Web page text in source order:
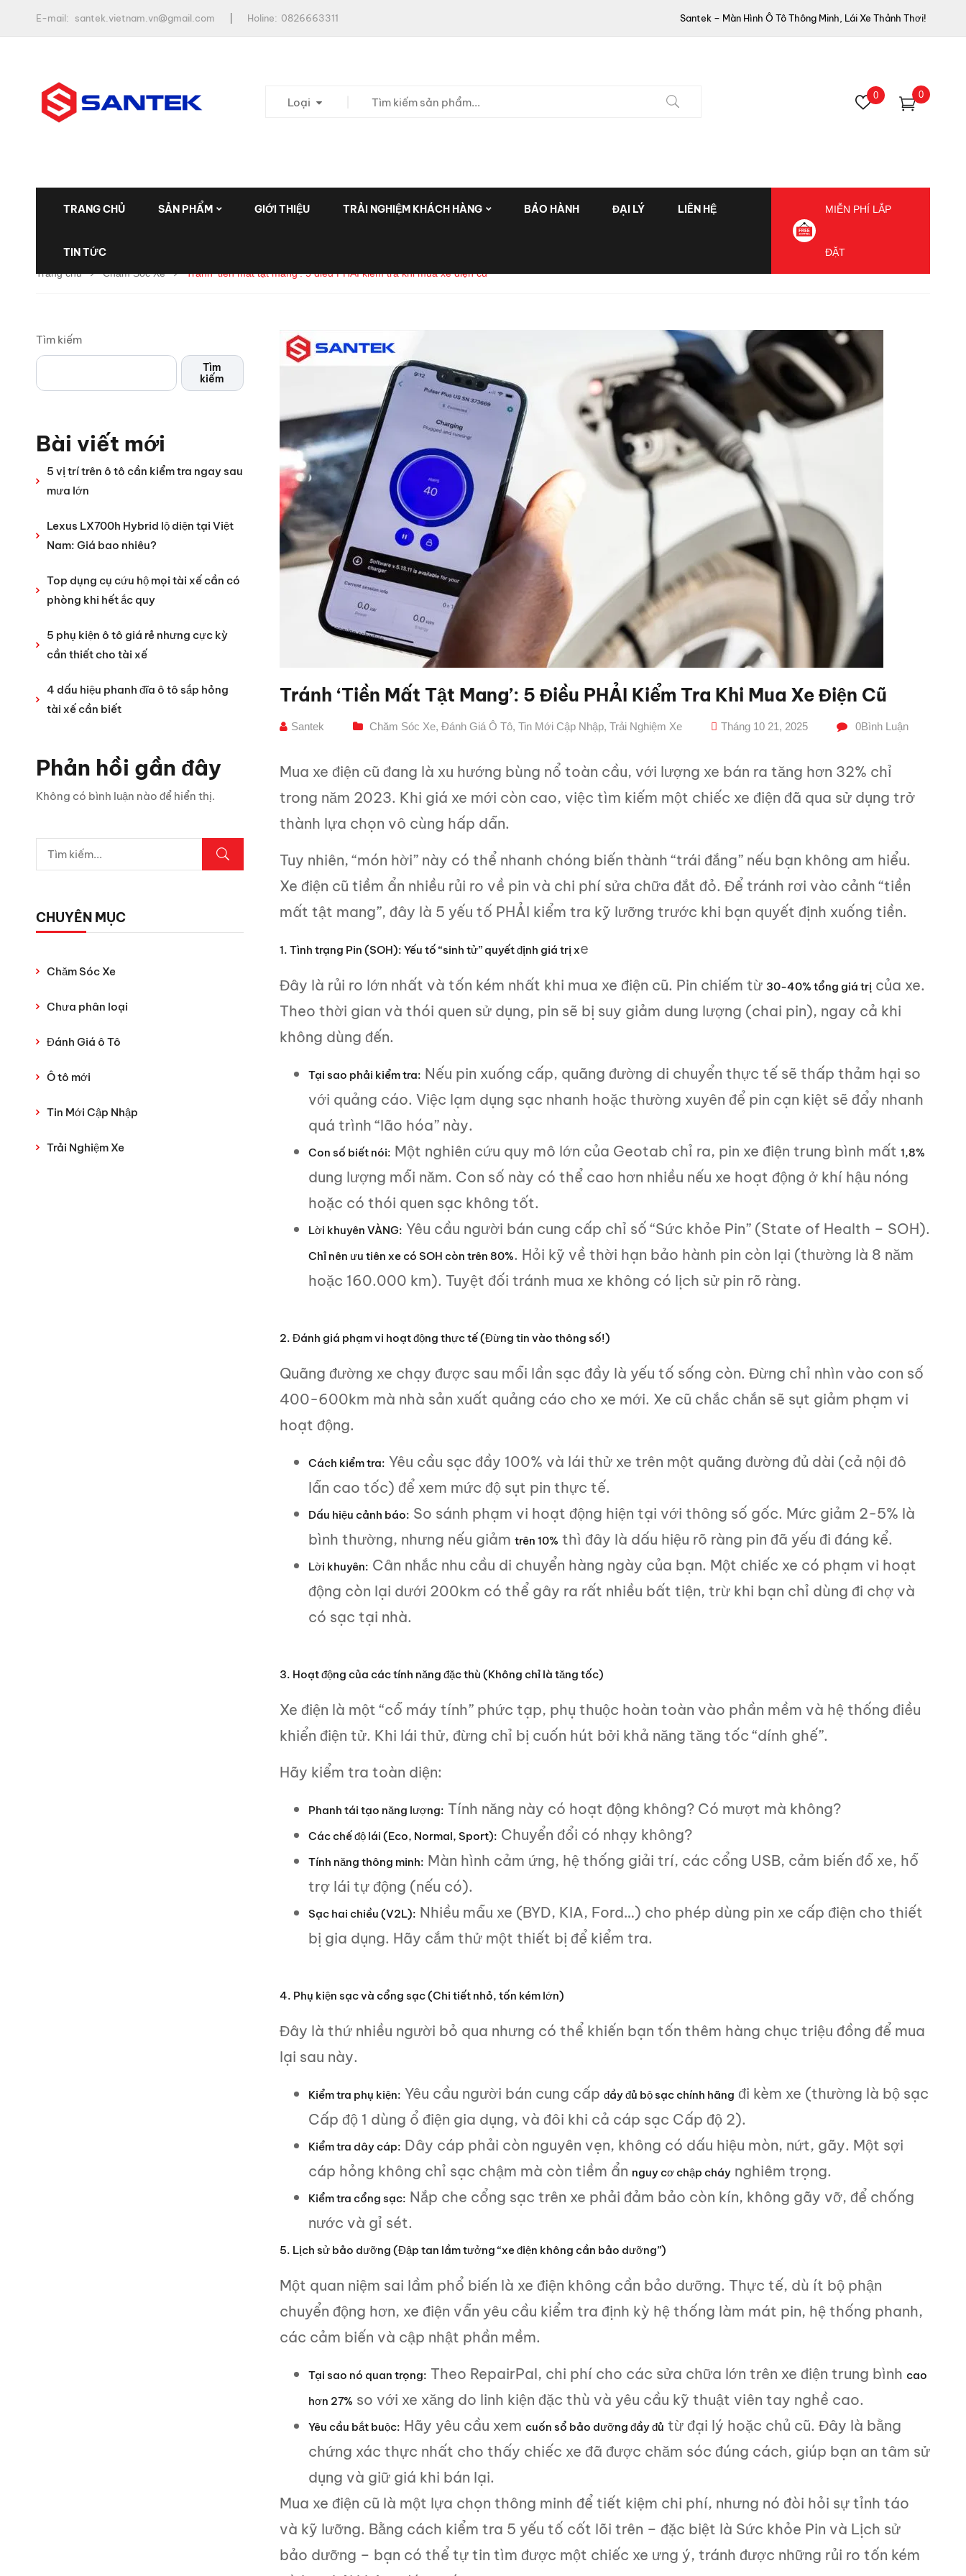
E-mail: santek.vietnam.vn@gmail.com Holine: 0826663311 Santek – Màn Hình Ô Tô Thông Minh, Lái Xe Thảnh Thơi!
Loại
0 0
TRANG CHỦ SẢN PHẨM GIỚI THIỆU TRẢI NGHIỆM KHÁCH HÀNG BẢO HÀNH ĐẠI LÝ LIÊN HỆ
TIN TỨC
MIỄN PHÍ LẮP
ĐẶT
Trang chủ
Chăm Sóc Xe Tránh ‘tiền mất tật mang’: 5 điều PHẢI kiểm tra khi mua xe điện cũ
Tìm kiếm
Tìm
kiếm
Bài viết mới
5 vị trí trên ô tô cần kiểm tra ngay sau
mưa lớn
Lexus LX700h Hybrid lộ diện tại Việt
Nam: Giá bao nhiêu?
Top dụng cụ cứu hộ mọi tài xế cần có
phòng khi hết ắc quy
5 phụ kiện ô tô giá rẻ nhưng cực kỳ
cần thiết cho tài xế
4 dấu hiệu phanh đĩa ô tô sắp hỏng
tài xế cần biết
Phản hồi gần đây
Không có bình luận nào để hiển thị.
CHUYÊN MỤC
Chăm Sóc Xe
Chưa phân loại
Đánh Giá ô Tô
Ô tô mới
Tin Mới Cập Nhập
Trải Nghiệm Xe
Tránh ‘tiền Mất Tật Mang’: 5 Điều PHẢI Kiểm Tra Khi Mua Xe Điện Cũ
Santek Chăm Sóc Xe, Đánh Giá Ô Tô, Tin Mới Cập Nhập, Trải Nghiệm Xe Tháng 10 21, 2025 0Bình Luận
Mua xe điện cũ đang là xu hướng bùng nổ toàn cầu, với lượng xe bán ra tăng hơn 32% chỉ
trong năm 2023. Khi giá xe mới còn cao, việc tìm kiếm một chiếc xe điện đã qua sử dụng trở
thành lựa chọn vô cùng hấp dẫn.
Tuy nhiên, “món hời” này có thể nhanh chóng biến thành “trái đắng” nếu bạn không am hiểu.
Xe điện cũ tiềm ẩn nhiều rủi ro về pin và chi phí sửa chữa đắt đỏ. Để tránh rơi vào cảnh “tiền
mất tật mang”, đây là 5 yếu tố PHẢI kiểm tra kỹ lưỡng trước khi bạn quyết định xuống tiền.
1. Tình trạng Pin (SOH): Yếu tố “sinh tử” quyết định giá trị xe
Đây là rủi ro lớn nhất và tốn kém nhất khi mua xe điện cũ. Pin chiếm từ 30-40% tổng giá trị của xe.
Theo thời gian và thói quen sử dụng, pin sẽ bị suy giảm dung lượng (chai pin), ngay cả khi
không dùng đến.
Tại sao phải kiểm tra: Nếu pin xuống cấp, quãng đường di chuyển thực tế sẽ thấp thảm hại so
với quảng cáo. Việc lạm dụng sạc nhanh hoặc thường xuyên để pin cạn kiệt sẽ đẩy nhanh
quá trình “lão hóa” này.
Con số biết nói: Một nghiên cứu quy mô lớn của Geotab chỉ ra, pin xe điện trung bình mất 1,8%
dung lượng mỗi năm. Con số này có thể cao hơn nhiều nếu xe hoạt động ở khí hậu nóng
hoặc có thói quen sạc không tốt.
Lời khuyên VÀNG: Yêu cầu người bán cung cấp chỉ số “Sức khỏe Pin” (State of Health – SOH).
Chỉ nên ưu tiên xe có SOH còn trên 80%. Hỏi kỹ về thời hạn bảo hành pin còn lại (thường là 8 năm
hoặc 160.000 km). Tuyệt đối tránh mua xe không có lịch sử pin rõ ràng.
2. Đánh giá phạm vi hoạt động thực tế (Đừng tin vào thông số!)
Quãng đường xe chạy được sau mỗi lần sạc đầy là yếu tố sống còn. Đừng chỉ nhìn vào con số
400-600km mà nhà sản xuất quảng cáo cho xe mới. Xe cũ chắc chắn sẽ sụt giảm phạm vi
hoạt động.
Cách kiểm tra: Yêu cầu sạc đầy 100% và lái thử xe trên một quãng đường đủ dài (cả nội đô
lẫn cao tốc) để xem mức độ sụt pin thực tế.
Dấu hiệu cảnh báo: So sánh phạm vi hoạt động hiện tại với thông số gốc. Mức giảm 2-5% là
bình thường, nhưng nếu giảm trên 10% thì đây là dấu hiệu rõ ràng pin đã yếu đi đáng kể.
Lời khuyên: Cân nhắc nhu cầu di chuyển hàng ngày của bạn. Một chiếc xe có phạm vi hoạt
động còn lại dưới 200km có thể gây ra rất nhiều bất tiện, trừ khi bạn chỉ dùng đi chợ và
có sạc tại nhà.
3. Hoạt động của các tính năng đặc thù (Không chỉ là tăng tốc)
Xe điện là một “cỗ máy tính” phức tạp, phụ thuộc hoàn toàn vào phần mềm và hệ thống điều
khiển điện tử. Khi lái thử, đừng chỉ bị cuốn hút bởi khả năng tăng tốc “dính ghế”.
Hãy kiểm tra toàn diện:
Phanh tái tạo năng lượng: Tính năng này có hoạt động không? Có mượt mà không?
Các chế độ lái (Eco, Normal, Sport): Chuyển đổi có nhạy không?
Tính năng thông minh: Màn hình cảm ứng, hệ thống giải trí, các cổng USB, cảm biến đỗ xe, hỗ
trợ lái tự động (nếu có).
Sạc hai chiều (V2L): Nhiều mẫu xe (BYD, KIA, Ford…) cho phép dùng pin xe cấp điện cho thiết
bị gia dụng. Hãy cắm thử một thiết bị để kiểm tra.
4. Phụ kiện sạc và cổng sạc (Chi tiết nhỏ, tốn kém lớn)
Đây là thứ nhiều người bỏ qua nhưng có thể khiến bạn tốn thêm hàng chục triệu đồng để mua
lại sau này.
Kiểm tra phụ kiện: Yêu cầu người bán cung cấp đầy đủ bộ sạc chính hãng đi kèm xe (thường là bộ sạc
Cấp độ 1 dùng ổ điện gia dụng, và đôi khi cả cáp sạc Cấp độ 2).
Kiểm tra dây cáp: Dây cáp phải còn nguyên vẹn, không có dấu hiệu mòn, nứt, gãy. Một sợi
cáp hỏng không chỉ sạc chậm mà còn tiềm ẩn nguy cơ chập cháynghiêm trọng.
Kiểm tra cổng sạc: Nắp che cổng sạc trên xe phải đảm bảo còn kín, không gãy vỡ, để chống
nước và gỉ sét.
5. Lịch sử bảo dưỡng (Đập tan lầm tưởng “xe điện không cần bảo dưỡng”)
Một quan niệm sai lầm phổ biến là xe điện không cần bảo dưỡng. Thực tế, dù ít bộ phận
chuyển động hơn, xe điện vẫn yêu cầu kiểm tra định kỳ hệ thống làm mát pin, hệ thống phanh,
các cảm biến và cập nhật phần mềm.
Tại sao nó quan trọng: Theo RepairPal, chi phí cho các sửa chữa lớn trên xe điện trung bình cao
hơn 27% so với xe xăng do linh kiện đặc thù và yêu cầu kỹ thuật viên tay nghề cao.
Yêu cầu bắt buộc: Hãy yêu cầu xem cuốn sổ bảo dưỡng đầy đủ từ đại lý hoặc chủ cũ. Đây là bằng
chứng xác thực nhất cho thấy chiếc xe đã được chăm sóc đúng cách, giúp bạn an tâm sử
dụng và giữ giá khi bán lại.
Mua xe điện cũ là một lựa chọn thông minh để tiết kiệm chi phí, nhưng nó đòi hỏi sự tỉnh táo
và kỹ lưỡng. Bằng cách kiểm tra 5 yếu tố cốt lõi trên – đặc biệt là Sức khỏe Pin và Lịch sử
bảo dưỡng – bạn có thể tự tin tìm được một chiếc xe ưng ý, tránh được những rủi ro tốn kém